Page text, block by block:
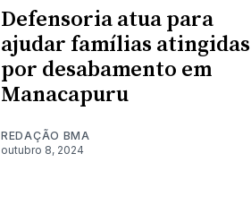
Defensoria atua para
ajudar famílias atingidas
por desabamento em
Manacapuru
REDAÇÃO BMA
outubro 8, 2024